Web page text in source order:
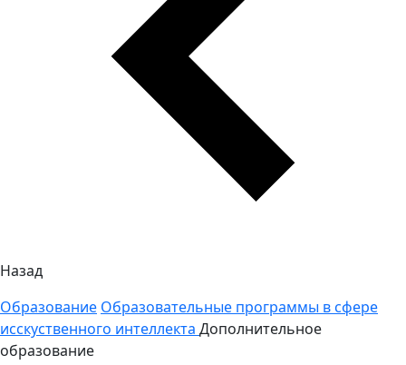
Назад
Образование Образовательные программы в сфере
исскуственного интеллекта Дополнительное
образование